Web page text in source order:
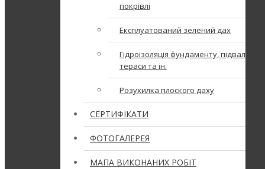
покрівлі
Експлуатований зелений дах
Гідроізоляція фундаменту, підвалу,
тераси та ін.
Розухилка плоского даху
СЕРТИФІКАТИ
ФОТОГАЛЕРЕЯ
МАПА ВИКОНАНИХ РОБІТ